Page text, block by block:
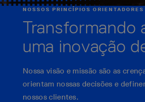
NOSSOS PRINCÍPIOS ORIENTADORES
Transformando
uma inovação
Nossa visão e missão são as
orientam nossas decisões e
nossos clientes.